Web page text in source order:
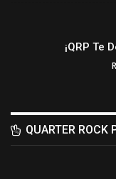
¡QRP Te
QUARTER ROCK